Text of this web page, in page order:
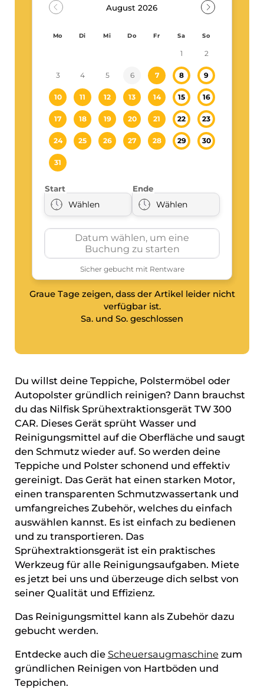
Graue Tage zeigen, dass der Artikel leider nicht
verfügbar ist.
Sa. und So. geschlossen
Du willst deine Teppiche, Polstermöbel oder
Autopolster gründlich reinigen? Dann brauchst
du das Nilfisk Sprühextraktionsgerät TW 300
CAR. Dieses Gerät sprüht Wasser und
Reinigungsmittel auf die Oberfläche und saugt
den Schmutz wieder auf. So werden deine
Teppiche und Polster schonend und effektiv
gereinigt. Das Gerät hat einen starken Motor,
einen transparenten Schmutzwassertank und
umfangreiches Zubehör, welches du einfach
auswählen kannst. Es ist einfach zu bedienen
und zu transportieren. Das
Sprühextraktionsgerät ist ein praktisches
Werkzeug für alle Reinigungsaufgaben. Miete
es jetzt bei uns und überzeuge dich selbst von
seiner Qualität und Effizienz.
Das Reinigungsmittel kann als Zubehör dazu
gebucht werden.
Entdecke auch die Scheuersaugmaschine zum
gründlichen Reinigen von Hartböden und
Teppichen.